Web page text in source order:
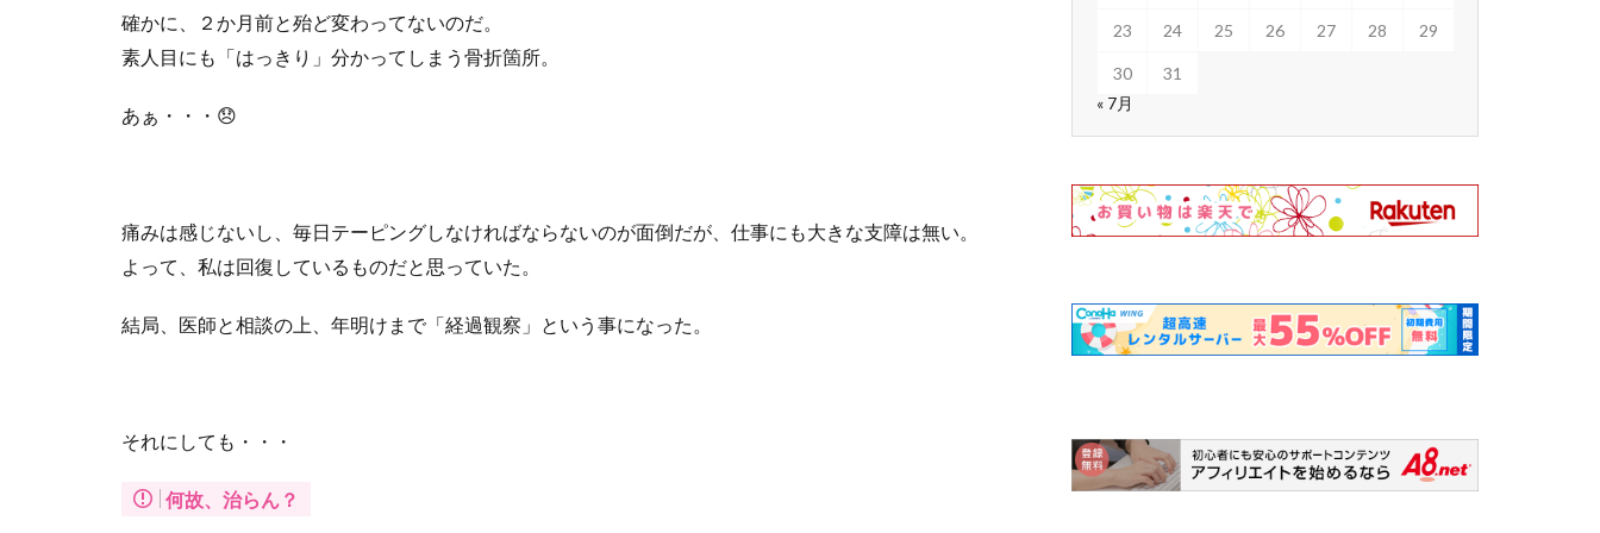
確かに、２か月前と殆ど変わってないのだ。
素人目にも「はっきり」分かってしまう骨折箇所。
あぁ・・・ 😞
痛みは感じないし、毎日テーピングしなければならないのが面倒だが、仕事にも大きな支障は無い。
よって、私は回復しているものだと思っていた。
結局、医師と相談の上、年明けまで「経過観察」という事になった。
それにしても・・・
何故、治らん？
23 24 25 26 27 28 29
30
31
« 7月